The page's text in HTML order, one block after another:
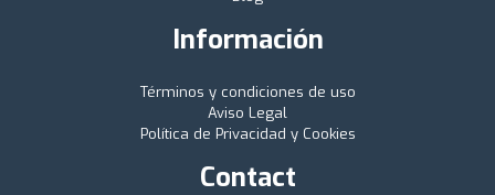
Información
Términos y condiciones de uso
Aviso Legal
Política de Privacidad y Cookies
Contact